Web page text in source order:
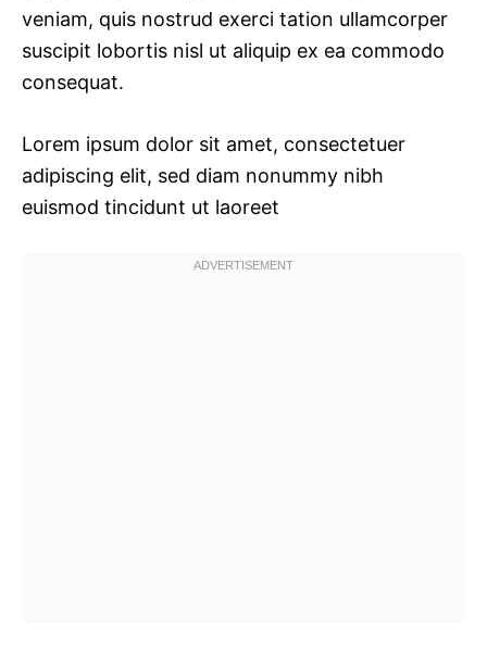
veniam, quis nostrud exerci tation ullamcorper
suscipit lobortis nisl ut aliquip ex ea commodo
consequat.
Lorem ipsum dolor sit amet, consectetuer
adipiscing elit, sed diam nonummy nibh
euismod tincidunt ut laoreet